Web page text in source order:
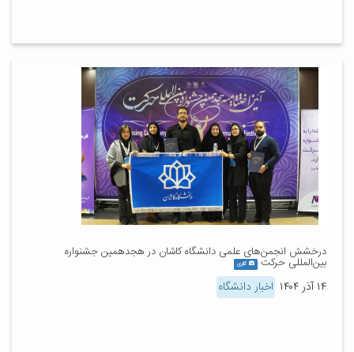
درخشش انجمن‌های علمی دانشگاه کاشان در هجدهمین جشنواره
بین‌المللی حرکت گالری
۱۴ آذر ۱۴۰۴ اخبار دانشگاه